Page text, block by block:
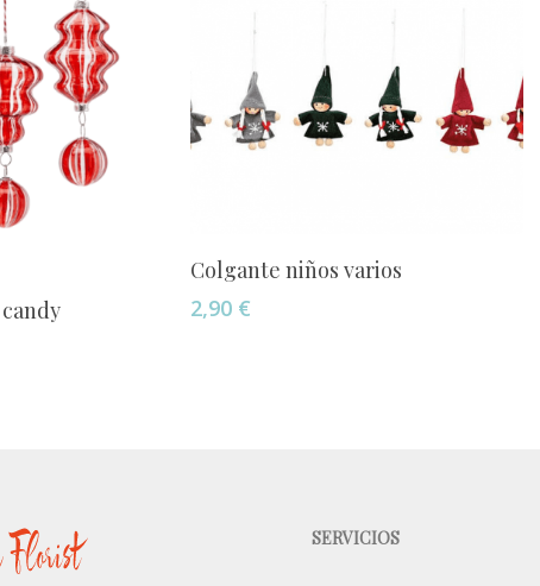
Al Carrito
Añadir Al Carrito
Colgante niños varios
2,90 €
SERVICIOS